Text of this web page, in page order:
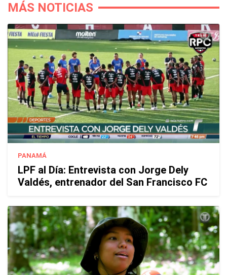
MÁS NOTICIAS
PANAMÁ
LPF al Día: Entrevista con Jorge Dely
Valdés, entrenador del San Francisco FC